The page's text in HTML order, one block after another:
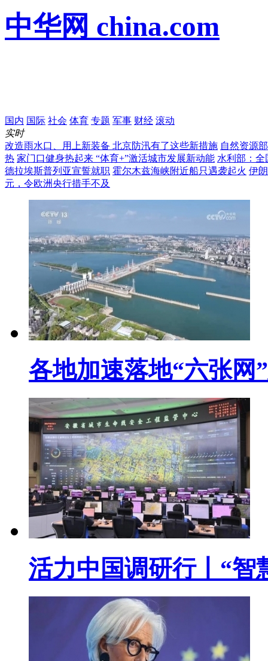
中华网 china.com
国内 国际 社会 体育 专题 军事 财经 滚动
实时
改造雨水口、用上新装备 北京防汛有了这些新措施 自然资源
热 家门口健身热起来 “体育+”激活城市发展新动能 水利部：全
德拉埃斯普列亚宣誓就职 霍尔木兹海峡附近船只遇袭起火 伊
元，令欧洲央行措手不及
各地加速落地“六张网
活力中国调研行丨“智